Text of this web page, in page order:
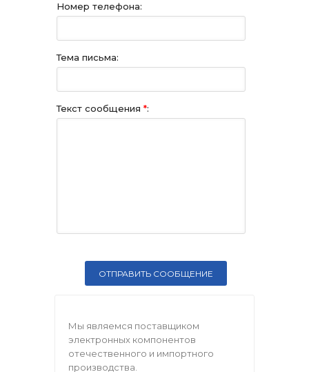
Номер телефона:
Тема письма:
Текст сообщения *:
Мы являемся поставщиком
электронных компонентов
отечественного и импортного
производства.